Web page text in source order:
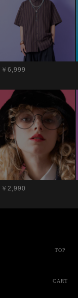
￥6,999
￥2,990
TOP
CART